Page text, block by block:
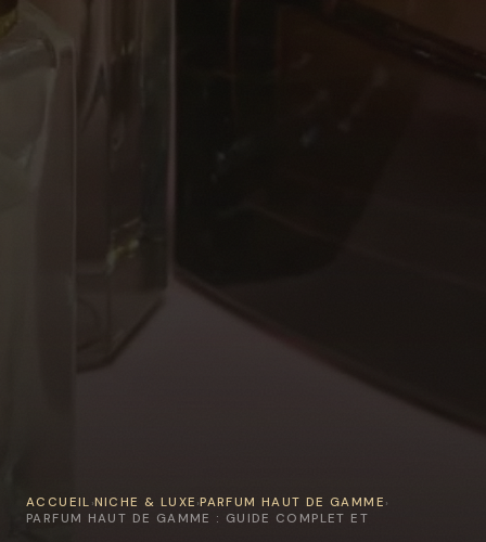
ACCUEIL ›NICHE & LUXE ›PARFUM HAUT DE GAMME ›
PARFUM HAUT DE GAMME : GUIDE COMPLET ET